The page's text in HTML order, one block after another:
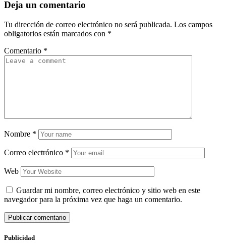
Deja un comentario
Tu dirección de correo electrónico no será publicada. Los campos
obligatorios están marcados con *
Comentario *
Nombre *
Correo electrónico *
Web
Guardar mi nombre, correo electrónico y sitio web en este
navegador para la próxima vez que haga un comentario.
Publicidad